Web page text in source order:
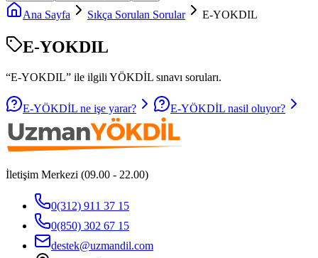
Ana Sayfa Sıkça Sorulan Sorular E-YOKDIL
E-YOKDIL
“E-YOKDIL” ile ilgili YÖKDİL sınavı soruları.
E-YÖKDİL ne işe yarar? E-YÖKDİL nasil oluyor?
İletişim Merkezi (09.00 - 22.00)
0(312) 911 37 15
0(850) 302 67 15
destek@uzmandil.com